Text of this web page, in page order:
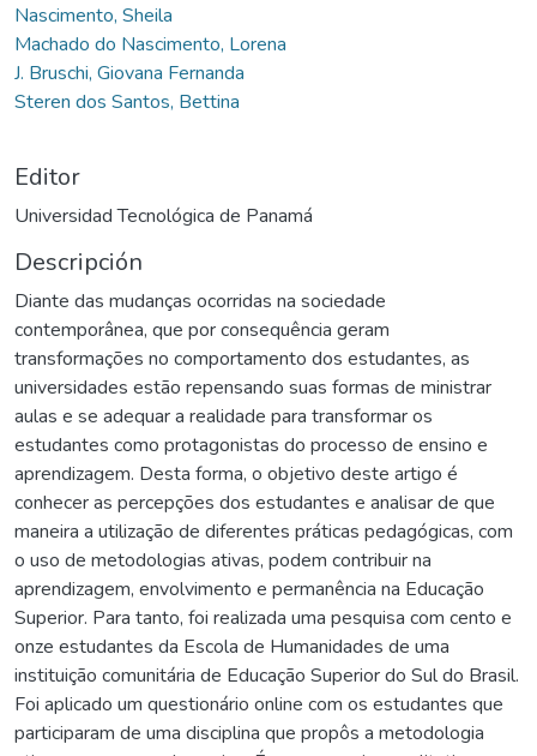
Nascimento, Sheila
Machado do Nascimento, Lorena
J. Bruschi, Giovana Fernanda
Steren dos Santos, Bettina
Editor
Universidad Tecnológica de Panamá
Descripción
Diante das mudanças ocorridas na sociedade
contemporânea, que por consequência geram
transformações no comportamento dos estudantes, as
universidades estão repensando suas formas de ministrar
aulas e se adequar a realidade para transformar os
estudantes como protagonistas do processo de ensino e
aprendizagem. Desta forma, o objetivo deste artigo é
conhecer as percepções dos estudantes e analisar de que
maneira a utilização de diferentes práticas pedagógicas, com
o uso de metodologias ativas, podem contribuir na
aprendizagem, envolvimento e permanência na Educação
Superior. Para tanto, foi realizada uma pesquisa com cento e
onze estudantes da Escola de Humanidades de uma
instituição comunitária de Educação Superior do Sul do Brasil.
Foi aplicado um questionário online com os estudantes que
participaram de uma disciplina que propôs a metodologia